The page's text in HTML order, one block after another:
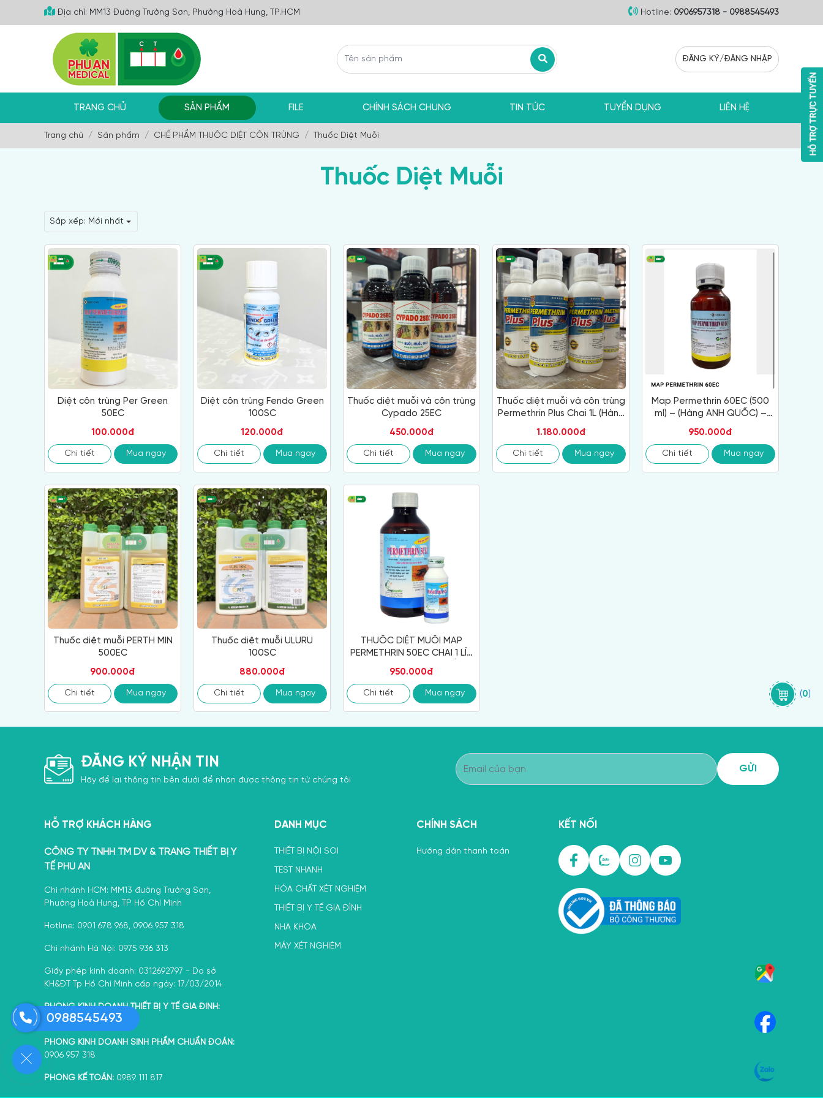
Địa chỉ: MM13 Đường Trường Sơn, Phường Hoà Hưng, TP.HCM Hotline: 0906957318 - 0988545493
ĐĂNG KÝ/ĐĂNG NHẬP
TRANG CHỦ SẢN PHẨM FILE CHÍNH SÁCH CHUNG TIN TỨC TUYỂN DỤNG LIÊN HỆ
(0)
Trang chủ Sản phẩm CHẾ PHẨM THUÔC DIỆT CÔN TRÙNG Thuốc Diệt Muỗi
Thuốc Diệt Muỗi
Sắp xếp: Mới nhất
Diệt côn trùng Per Green
50EC
100.000đ
Chi tiết Mua ngay
Diệt côn trùng Fendo Green
100SC
120.000đ
Chi tiết Mua ngay
Thuốc diệt muỗi và côn trùng
Cypado 25EC
450.000đ
Chi tiết Mua ngay
Thuốc diệt muỗi và côn trùng
Permethrin Plus Chai 1L (Hàng
Quốc)
1.180.000đ
Chi tiết Mua ngay
Map Permethrin 60EC (500
ml) – (Hàng ANH QUỐC) –
950.000đ
Chi tiết Mua ngay
Thuốc diệt muỗi PERTH MIN
500EC
900.000đ
Chi tiết Mua ngay
Thuốc diệt muỗi ULURU
100SC
880.000đ
Chi tiết Mua ngay
THUỐC DIỆT MUỖI MAP
PERMETHRIN 50EC CHAI 1 LÍT
LIÊN DOANH ANH QUỐC
950.000đ
Chi tiết Mua ngay
ĐĂNG KÝ NHẬN TIN
Hãy để lại thông tin bên dưới để nhận được thông tin từ chúng tôi
HỖ TRỢ KHÁCH HÀNG
CÔNG TY TNHH TM DV & TRANG THIẾT BỊ Y
TẾ PHÚ AN
Chi nhánh HCM: MM13 đường Trường Sơn,
Phường Hoà Hưng, TP Hồ Chí Minh
Hotline: 0901 678 968, 0906 957 318
Chi nhánh Hà Nội: 0975 936 313
Giấy phép kinh doanh: 0312692797 - Do sở
KH&ĐT Tp Hồ Chí Minh cấp ngày: 17/03/2014
PHÒNG KINH DOANH THIẾT BỊ Y TẾ GIA ĐÌNH:
0388 092 072
PHÒNG KINH DOANH SINH PHẨM CHUẨN ĐOÁN:
0906 957 318
PHÒNG KẾ TOÁN: 0989 111 817
DANH MỤC
THIẾT BỊ NỘI SOI
TEST NHANH
HÓA CHẤT XÉT NGHIỆM
THIẾT BỊ Y TẾ GIA ĐÌNH
NHA KHOA
MÁY XÉT NGHIỆM
CHÍNH SÁCH
Hướng dẫn thanh toán
KẾT NỐI
0988545493